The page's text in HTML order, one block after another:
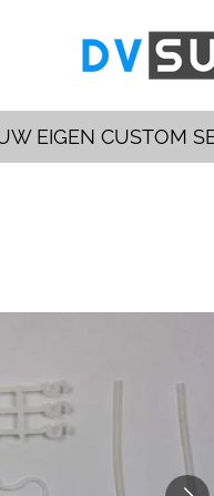
EIGEN CUSTOM